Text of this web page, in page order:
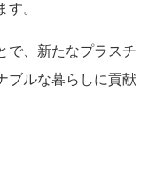
。
で、新たなプラスチ
ブルな暮らしに貢献